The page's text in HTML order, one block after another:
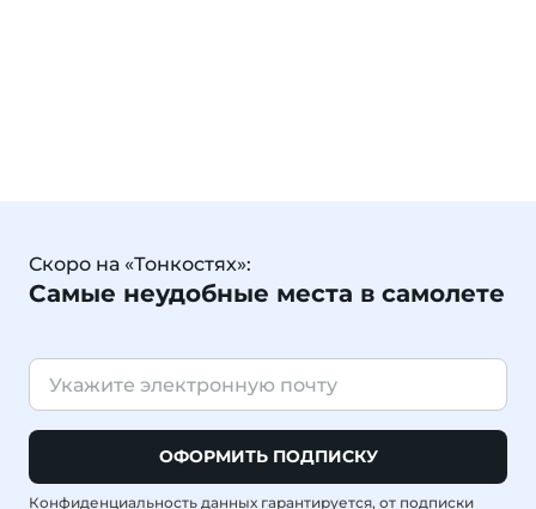
Скоро на «Тонкостях»:
Самые неудобные места в самолете
ОФОРМИТЬ ПОДПИСКУ
Конфиденциальность данных гарантируется, от подписки